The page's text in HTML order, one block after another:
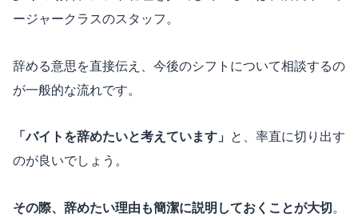
ージャークラスのスタッフ。
辞める意思を直接伝え、今後のシフトについて相談するの
が一般的な流れです。
「バイトを辞めたいと考えています」 と、率直に切り出す
のが良いでしょう。
その際、辞めたい理由も簡潔に説明しておくことが大切 。